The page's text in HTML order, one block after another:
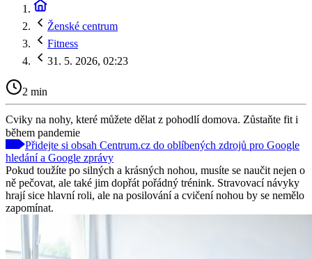
Ženské centrum
Fitness
31. 5. 2026, 02:23
2 min
Cviky na nohy, které můžete dělat z pohodlí domova. Zůstaňte fit i
během pandemie
Přidejte si obsah Centrum.cz do oblíbených zdrojů pro Google
hledání a Google zprávy
Pokud toužíte po silných a krásných nohou, musíte se naučit nejen o
ně pečovat, ale také jim dopřát pořádný trénink. Stravovací návyky
hrají sice hlavní roli, ale na posilování a cvičení nohou by se nemělo
zapomínat.